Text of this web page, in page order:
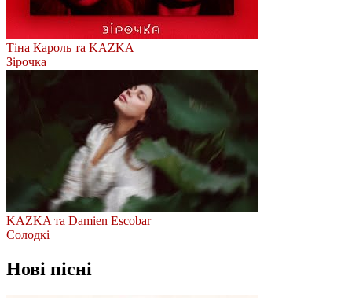
Тіна Кароль та KAZKA
Зірочка
KAZKA та Damien Escobar
Солодкі
Нові пісні